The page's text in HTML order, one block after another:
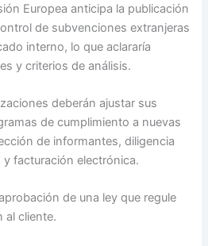
Europea anticipa la publicación
de subvenciones extranjeras
interno, lo que aclararía
y criterios de análisis.
deberán ajustar sus
de cumplimiento a nuevas
de informantes, diligencia
facturación electrónica.
de una ley que regule
al cliente.